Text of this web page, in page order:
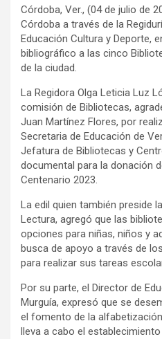
Córdoba, Ver., (04 de julio de
Córdoba a través de la
Educación Cultura y Deporte,
bibliográfico a las cinco
de la ciudad.
La Regidora Olga Leticia Luz
comisión de Bibliotecas,
Juan Martínez Flores, por
Secretaria de Educación de
Jefatura de Bibliotecas y
documental para la donación
Centenario 2023.
La edil quien también preside
Lectura, agregó que las
opciones para niñas, niños y
busca de apoyo a través de
para realizar sus tareas
Por su parte, el Director de
Murguía, expresó que se
el fomento de la
lleva a cabo el